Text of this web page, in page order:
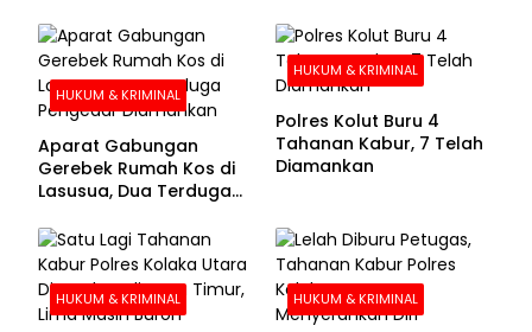
HUKUM & KRIMINAL
Aparat Gabungan
Gerebek Rumah Kos di
Lasusua, Dua Terduga
HUKUM & KRIMINAL
Polres Kolut Buru 4
Tahanan Kabur, 7 Telah
Diamankan
HUKUM & KRIMINAL HUKUM & KRIMINAL